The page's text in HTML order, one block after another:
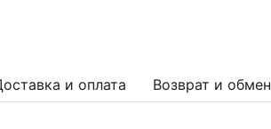
и оплата Возврат и обмен